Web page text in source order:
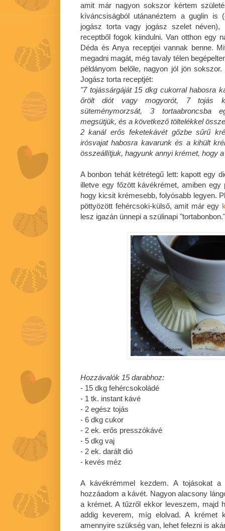
amit már nagyon sokszor kértem
kíváncsiságból utánanéztem a guglin is
jogász torta vagy jogász szelet
receptből fogok kiindulni. Van otthon egy
Déda és Anya receptjei vannak benne.
megadni magát, még tavaly télen
példányom belőle, nagyon jól jön
Jogász torta receptjét:
"7 tojássárgáját 15 dkg cukorral habosra
őrölt diót vagy mogyorót, 7 tojás
süteménymorzsát, 3 tortaabroncsba
megsütjük, és a következő töltelékkel
2 kanál erős feketekávét gőzbe sűrű
irósvajat habosra kavarunk és a kihült
összeállítjuk, hagyunk annyi krémet, hogy
A bonbon tehát kétrétegű lett: kapott egy
illetve egy főzött kávékrémet, amiben
hogy kicsit krémesebb, folyósabb legyen.
pöttyözött fehércsoki-külső, amit már egy
lesz igazán ünnepi a szülinapi "tortabonbon."
Hozzávalók 15 darabhoz:
- 15 dkg fehércsokoládé
- 1 tk. instant kávé
- 2 egész tojás
- 6 dkg cukor
- 2 ek. erős presszókávé
- 5 dkg vaj
- 2 ek. darált dió
- kevés méz
A kávékrémmel kezdem. A tojásokat
hozzáadom a kávét. Nagyon alacsony
a krémet. A tűzről ekkor leveszem, majd
addig keverem, míg elolvad. A krémet
amennyire szükség van, lehet felezni is